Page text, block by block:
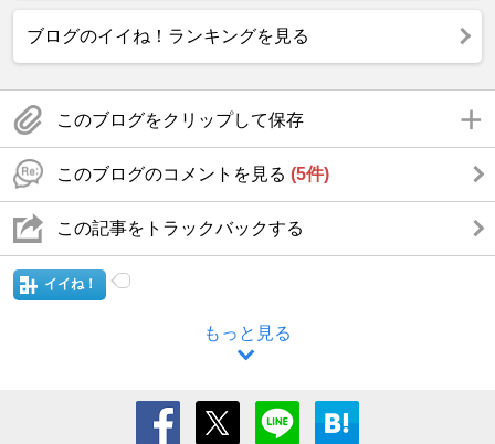
ブログのイイね！ランキングを見る
このブログをクリップして保存
このブログのコメントを見る (5件)
この記事をトラックバックする
イイね！
もっと見る